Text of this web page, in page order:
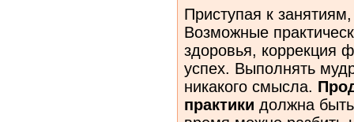
Приступая к
Возможные
здоровья, коррекция
успех. Выполнять
никакого смысла.
практики должна